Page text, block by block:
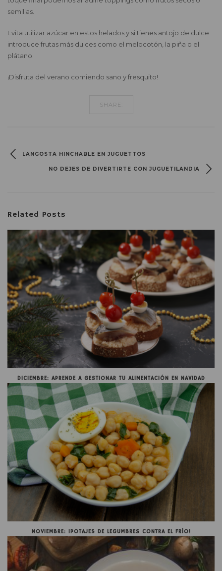
semillas.
Evita utilizar azúcar en estos helados y si tienes antojo de dulce
introduce frutas más dulces como el melocotón, la piña o el
plátano.
¡Disfruta del verano comiendo sano y fresquito!
SHARE:
LANGOSTA HINCHABLE EN JUGUETTOS
NO DEJES DE DIVERTIRTE CON JUGUETILANDIA
Related Posts
DICIEMBRE: APRENDE A GESTIONAR TU ALIMENTACIÓN EN NAVIDAD
NOVIEMBRE: ¡POTAJES DE LEGUMBRES CONTRA EL FRÍO!